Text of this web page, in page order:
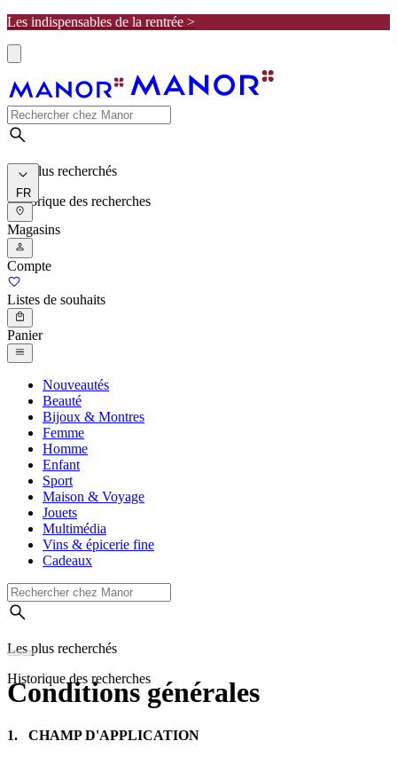
Les indispensables de la rentrée >
Les plus recherchés
Historique des recherches
FR
Magasins
Compte
Listes de souhaits
Panier
Nouveautés
Beauté
Bijoux & Montres
Femme
Homme
Enfant
Sport
Maison & Voyage
Jouets
Multimédia
Vins & épicerie fine
Cadeaux
Les plus recherchés
Historique des recherches
Conditions générales
1. CHAMP D'APPLICATION